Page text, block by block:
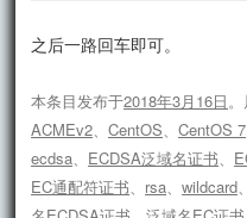
之后一路回车即可。
本条目发布于2018年3月16日
ACMEv2 、CentOS 、CentOS 7
ecdsa
ECDSA泛域名证书
EC通配符证书
rsa 、wildcard